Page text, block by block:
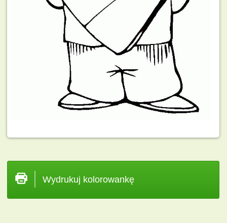
Wydrukuj kolorowankę